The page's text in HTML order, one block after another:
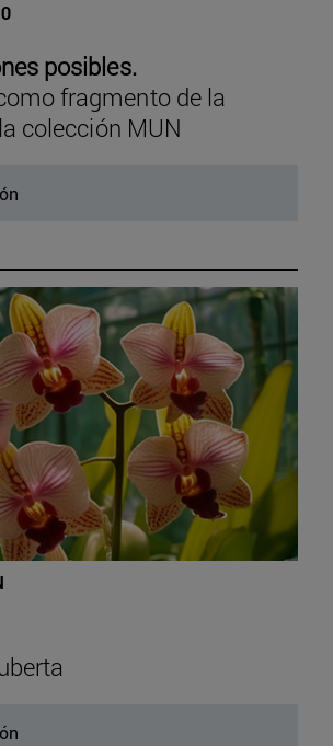
posibles.
fragmento de la
colección MUN